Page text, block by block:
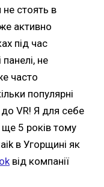
стоять в
активно
під час
панелі, не
часто
популярні
VR! Я для себе
5 років тому
в Угорщині як
від компанії